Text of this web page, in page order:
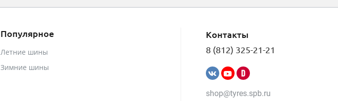
Популярное
Летние шины
Зимние шины
Контакты
8 (812) 325-21-21
shop@tyres.spb.ru